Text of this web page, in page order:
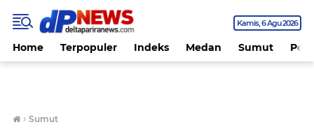
Kamis 6 Agu 2026
Home Terpopuler Indeks Medan Sumut
› Sumut